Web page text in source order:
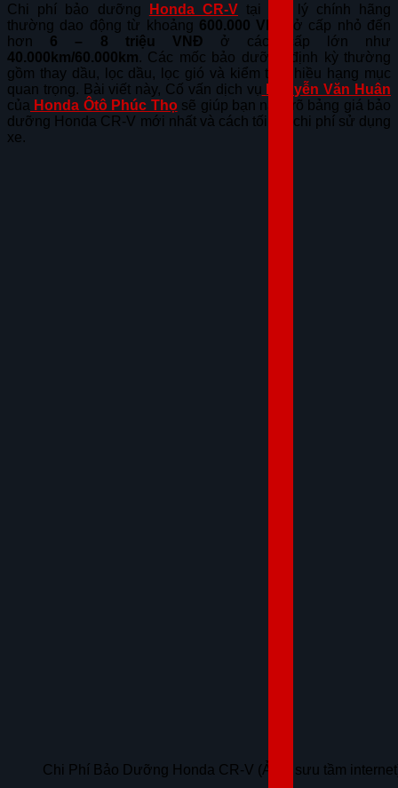
Chi phí bảo dưỡng Honda CR-V tại đại lý chính hãng
thường dao động từ khoảng 600.000 VNĐ
ở cấp nhỏ đến
hơn 6 – 8 triệu VNĐ ở các cấp lớn như
40.000km/60.000km. Các mốc bảo dưỡng định kỳ thường
gồm thay dầu, lọc dầu, lọc gió và kiểm tra nhiều hạng mục
quan trọng. Bài viết này, Cố vấn dịch vụ
Nguyễn Văn Huân
của Honda Ôtô Phúc Thọsẽ giúp bạn nắm rõ bảng giá bảo
dưỡng Honda CR-V mới nhất và cách tối ưu chi phí sử dụng
xe.
Chi Phí Bảo Dưỡng Honda CR-V (Ảnh: sưu tầm